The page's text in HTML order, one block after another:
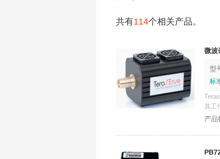
共有114个相关产品。
微波
型
标
其工